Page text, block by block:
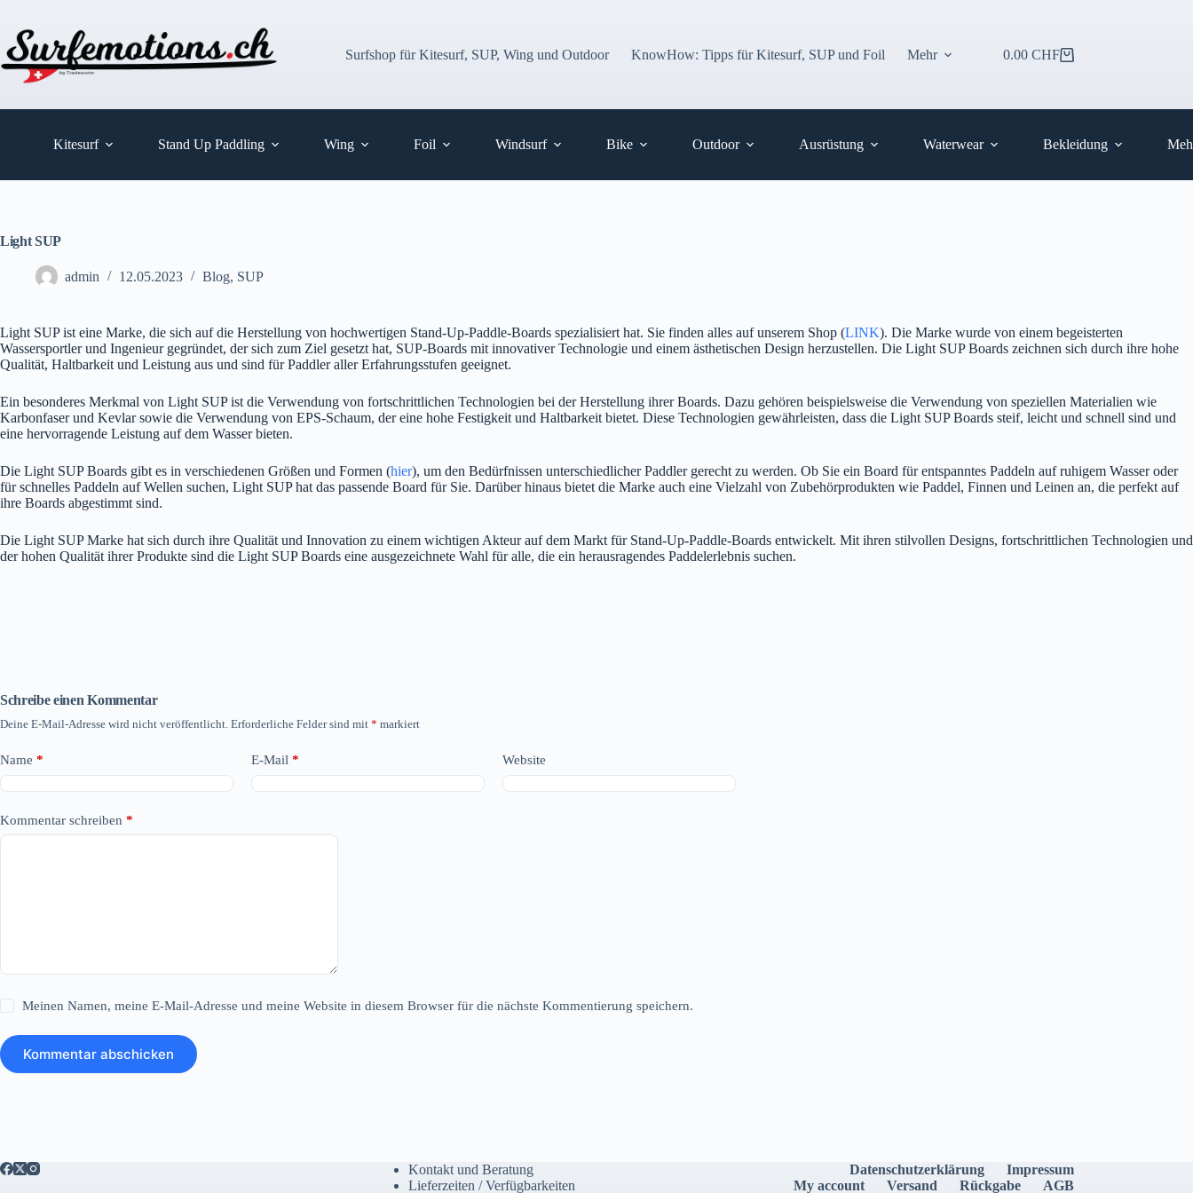
springen
Surfshop für Kitesurf, SUP, Wing und Outdoor
KnowHow: Tipps für Kitesurf, SUP und Foil Mehr Warenkorb
0.00 CHF
Kitesurf Stand Up Paddling Wing Foil Windsurf Bike Outdoor Ausrüstung Waterwear Bekleidung
Light SUP
admin 12.05.2023 Blog, SUP
Light SUP ist eine Marke, die sich auf die Herstellung von hochwertigen Stand-Up-Paddle-Boards spezialisiert hat. Sie finden alles auf unserem Shop (LINK). Die Marke wurde von einem begeisterten
Wassersportler und Ingenieur gegründet, der sich zum Ziel gesetzt hat, SUP-Boards mit innovativer Technologie und einem ästhetischen Design herzustellen. Die Light SUP Boards zeichnen sich durch ihre hohe
Qualität, Haltbarkeit und Leistung aus und sind für Paddler aller Erfahrungsstufen geeignet.
Ein besonderes Merkmal von Light SUP ist die Verwendung von fortschrittlichen Technologien bei der Herstellung ihrer Boards. Dazu gehören beispielsweise die Verwendung von speziellen Materialien wie
Karbonfaser und Kevlar sowie die Verwendung von EPS-Schaum, der eine hohe Festigkeit und Haltbarkeit bietet. Diese Technologien gewährleisten, dass die Light SUP Boards steif, leicht und schnell sind und
eine hervorragende Leistung auf dem Wasser bieten.
Die Light SUP Boards gibt es in verschiedenen Größen und Formen (hier), um den Bedürfnissen unterschiedlicher Paddler gerecht zu werden. Ob Sie ein Board für entspanntes Paddeln auf ruhigem Wasser oder
für schnelles Paddeln auf Wellen suchen, Light SUP hat das passende Board für Sie. Darüber hinaus bietet die Marke auch eine Vielzahl von Zubehörprodukten wie Paddel, Finnen und Leinen an, die perfekt auf
ihre Boards abgestimmt sind.
Die Light SUP Marke hat sich durch ihre Qualität und Innovation zu einem wichtigen Akteur auf dem Markt für Stand-Up-Paddle-Boards entwickelt. Mit ihren stilvollen Designs, fortschrittlichen Technologien und
der hohen Qualität ihrer Produkte sind die Light SUP Boards eine ausgezeichnete Wahl für alle, die ein herausragendes Paddelerlebnis suchen.
Schreibe einen Kommentar
Deine E-Mail-Adresse wird nicht veröffentlicht. Erforderliche Felder sind mit * markiert
Name * E-Mail * Website
Kommentar schreiben *
Meinen Namen, meine E-Mail-Adresse und meine Website in diesem Browser für die nächste Kommentierung speichern.
Kommentar abschicken
Kontakt und Beratung
Lieferzeiten / Verfügbarkeiten
Datenschutzerklärung
Impressum
My account
Versand Rückgabe AGB